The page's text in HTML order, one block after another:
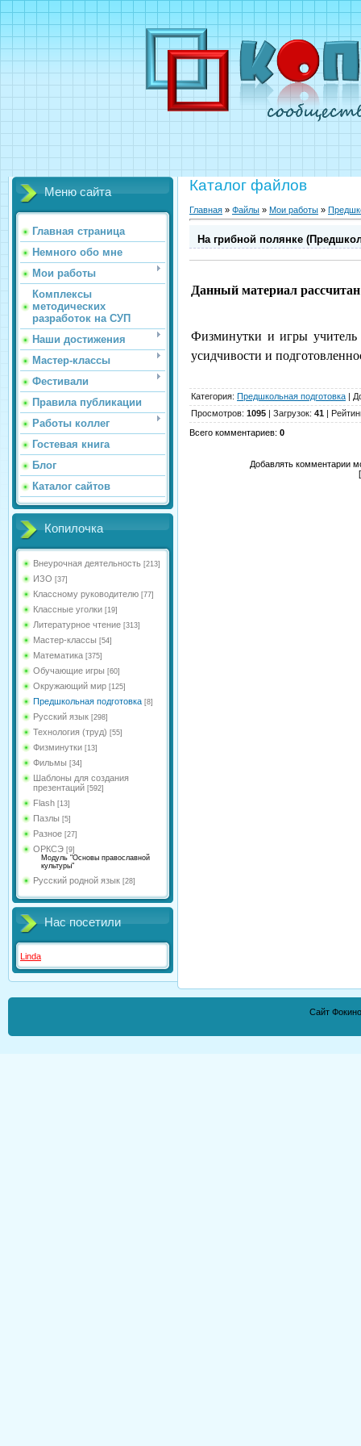
Меню сайта
Главная страница
Немного обо мне
Мои работы
Комплексы
методических
разработок на СУП
Наши достижения
Мастер-классы
Фестивали
Правила публикации
Работы коллег
Гостевая книга
Блог
Каталог сайтов
Копилочка
Внеурочная деятельность [213]
ИЗО [37]
Классному руководителю [77]
Классные уголки [19]
Литературное чтение [313]
Мастер-классы [54]
Математика [375]
Обучающие игры [60]
Окружающий мир [125]
Предшкольная подготовка [8]
Русский язык [298]
Технология (труд) [55]
Физминутки [13]
Фильмы [34]
Шаблоны для создания
презентаций [592]
Flash [13]
Пазлы [5]
Разное [27]
ОРКСЭ [9]
Модуль "Основы православной
культуры"
Русский родной язык [28]
Нас посетили
Linda
Каталог файлов
Главная » Файлы » Мои работы »
На грибной полянке
Данный материал
Физминутки и игры учитель
усидчивости и
Категория: Предшкольная подготовка |
Просмотров: 1095 | Загрузок: 41 |
Всего комментариев: 0
Добавлять комментарии
Сайт